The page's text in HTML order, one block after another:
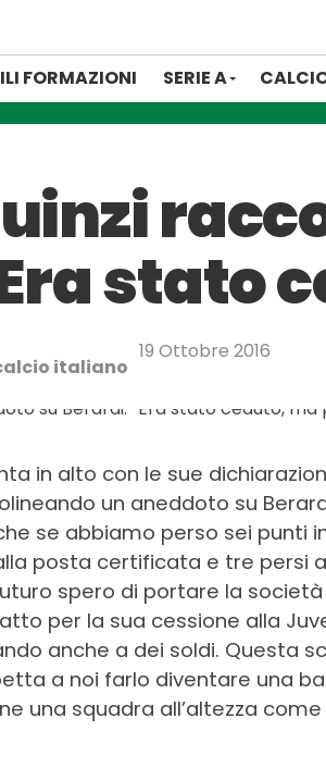
FORMAZIONI SERIE A
stato
italiano
19 Ottobre 2016
in alto con le sue
un aneddoto su
se abbiamo perso sei punti
posta certificata e tre persi a
spero di portare la società
per la sua cessione alla
anche a dei soldi. Questa
a noi farlo diventare una
una squadra all’altezza come